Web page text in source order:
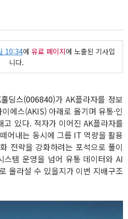
10:34에 유료 페이지에 노출된 기사입
니다.
딩스(006840)가 AK플라자를 정보
에스(AKIS) 아래로 옮기며 유통·인
있다. 적자가 이어진 AK플라자를
어내는 동시에 그룹 IT 역량을 활용
전략을 강화하려는 포석으로 풀이
스템 운영을 넘어 유통 데이터와 AI
올라설 수 있을지가 이번 지배구조